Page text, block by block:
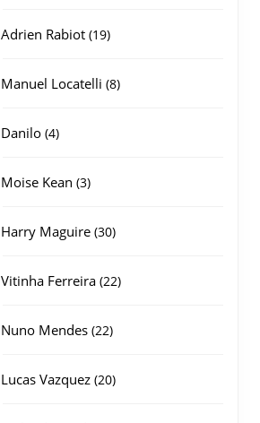
Adrien Rabiot 1919
Manuel Locatelli 88
Danilo 44
Moise Kean 33
Harry Maguire 3030
Vitinha Ferreira 2222
Nuno Mendes 2222
Lucas Vazquez 2020